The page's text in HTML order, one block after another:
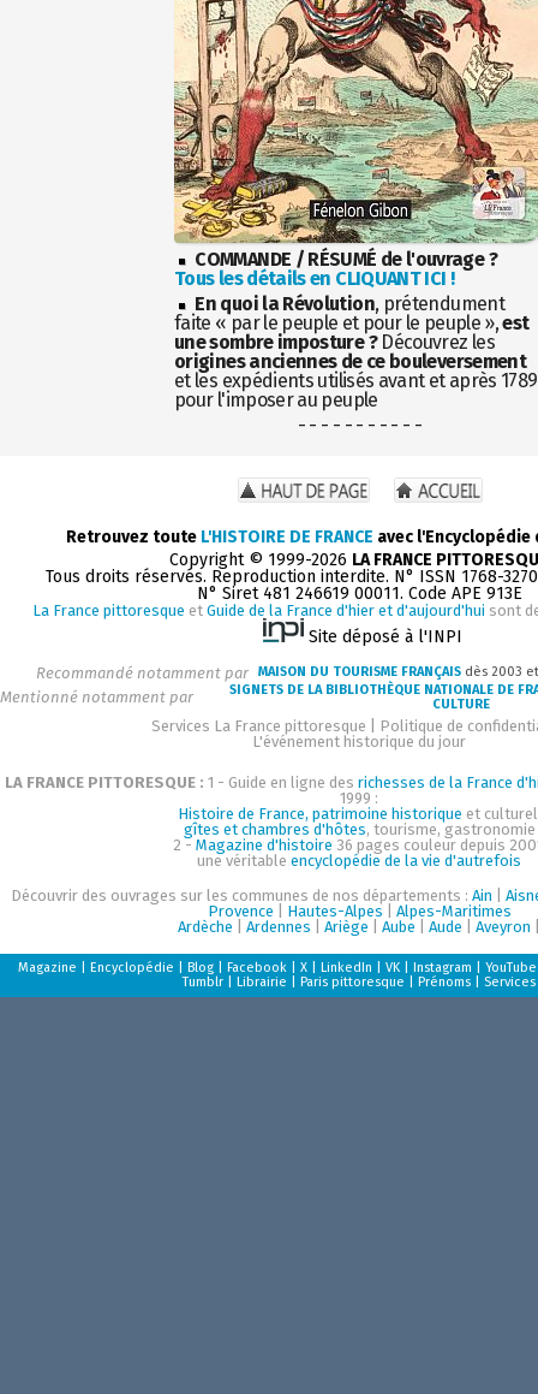
COMMANDE / RÉSUMÉ de l'ouvrage ?
Tous les détails en CLIQUANT ICI !
En quoi la Révolution, prétendument
faite « par le peuple et pour le peuple »,est
une sombre imposture ?Découvrez les
origines anciennes de ce bouleversement
et les expédients utilisés avant et après 1789
pour l'imposer au peuple
- - - - - - - - - - -
Retrouvez toute L'HISTOIRE DE FRANCE avec
Copyright © 1999-2026 LA FRANCE
Tous droits réservés. Reproduction interdite. N° ISSN 1768-
N° Siret 481 246619 00011. Code APE 913E
La France pittoresque et Guide de la France d'hier et d'aujourd'hui sont
Site déposé à l'INPI
Recommandé notamment par MAISON DU TOURISME FRANÇAIS dès 2003
Mentionné notamment par
SIGNETS DE LA BIBLIOTHÈQUE NATIONALE DE
CULTURE
Services La France pittoresque
Politique de
L'événement historique du jour
LA FRANCE PITTORESQUE : 1 - Guide en ligne des richesses de la France
1999 :
Histoire de France, patrimoine historique et
gîtes et chambres d'hôtes, tourisme, gastronomie
2 - Magazine d'histoire 36 pages couleur depuis
une véritableencyclopédie de la vie d'autrefois
Découvrir des ouvrages sur les communes de nos départements :Ain |
Provence
Hautes-Alpes
Alpes-Maritimes
Ardèche |Ardennes |Ariège |Aube |Aude |Aveyron
Magazine |Encyclopédie |Blog |Facebook |X |LinkedIn |VK |Instagram |YouTube
Tumblr |Librairie |Paris pittoresque |Prénoms Services